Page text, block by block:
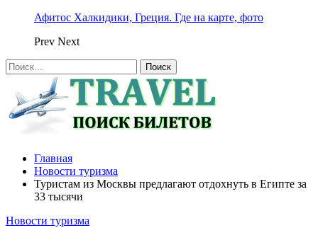
Афитос Халкидики, Греция. Где на карте, фото
Prev Next
Главная
Новости туризма
Туристам из Москвы предлагают отдохнуть в Египте за
33 тысячи
Новости туризма